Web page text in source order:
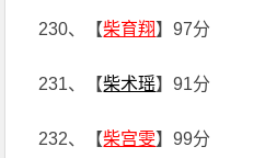
230、【柴育翔】97分
231、【柴术瑶】91分
232、【柴宫雯】99分